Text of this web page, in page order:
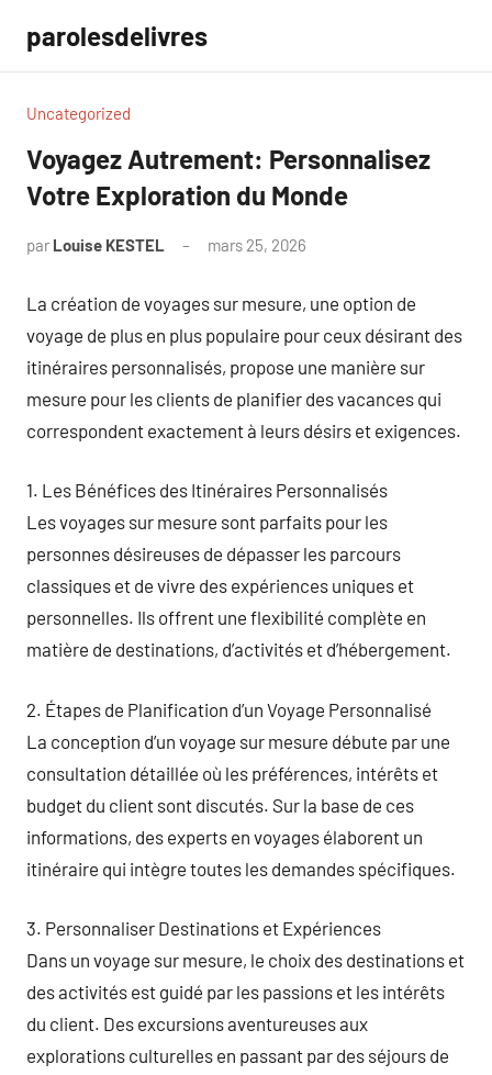
contenu
parolesdelivres
Uncategorized
Voyagez Autrement: Personnalisez
Votre Exploration du Monde
par Louise KESTEL mars 25, 2026
La création de voyages sur mesure, une option de
voyage de plus en plus populaire pour ceux désirant des
itinéraires personnalisés, propose une manière sur
mesure pour les clients de planifier des vacances qui
correspondent exactement à leurs désirs et exigences.
1. Les Bénéfices des Itinéraires Personnalisés
Les voyages sur mesure sont parfaits pour les
personnes désireuses de dépasser les parcours
classiques et de vivre des expériences uniques et
personnelles. Ils offrent une flexibilité complète en
matière de destinations, d’activités et d’hébergement.
2. Étapes de Planification d’un Voyage Personnalisé
La conception d’un voyage sur mesure débute par une
consultation détaillée où les préférences, intérêts et
budget du client sont discutés. Sur la base de ces
informations, des experts en voyages élaborent un
itinéraire qui intègre toutes les demandes spécifiques.
3. Personnaliser Destinations et Expériences
Dans un voyage sur mesure, le choix des destinations et
des activités est guidé par les passions et les intérêts
du client. Des excursions aventureuses aux
explorations culturelles en passant par des séjours de